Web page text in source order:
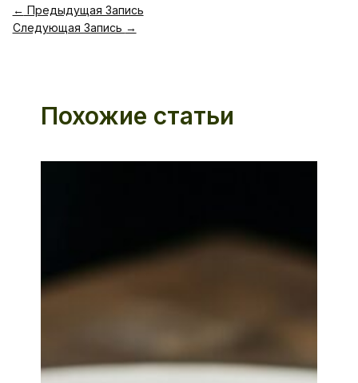
← Предыдущая Запись
Следующая Запись →
Похожие статьи